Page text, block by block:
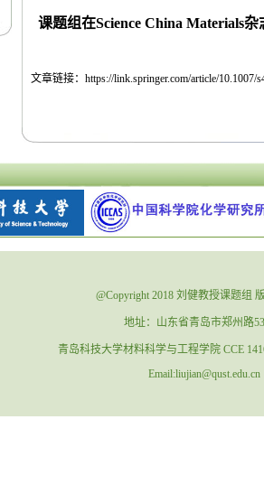
课题组在Science China Materials
文章链接：https://link.springer.com/article/10.1007/
@Copyright 2018 刘健教授课题组
地址：山东省青岛市郑州路
青岛科技大学材料科学与工程学院 CCE
Email:liujian@qust.edu.cn